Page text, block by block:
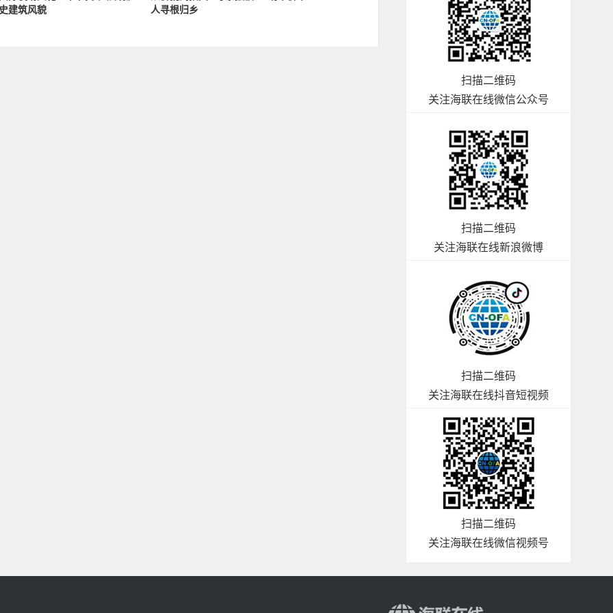
建筑风貌
人寻根归乡
扫描二维码
关注海联在线微信公众号
扫描二维码
关注海联在线新浪微博
扫描二维码
关注海联在线抖音短视频
扫描二维码
关注海联在线微信视频号